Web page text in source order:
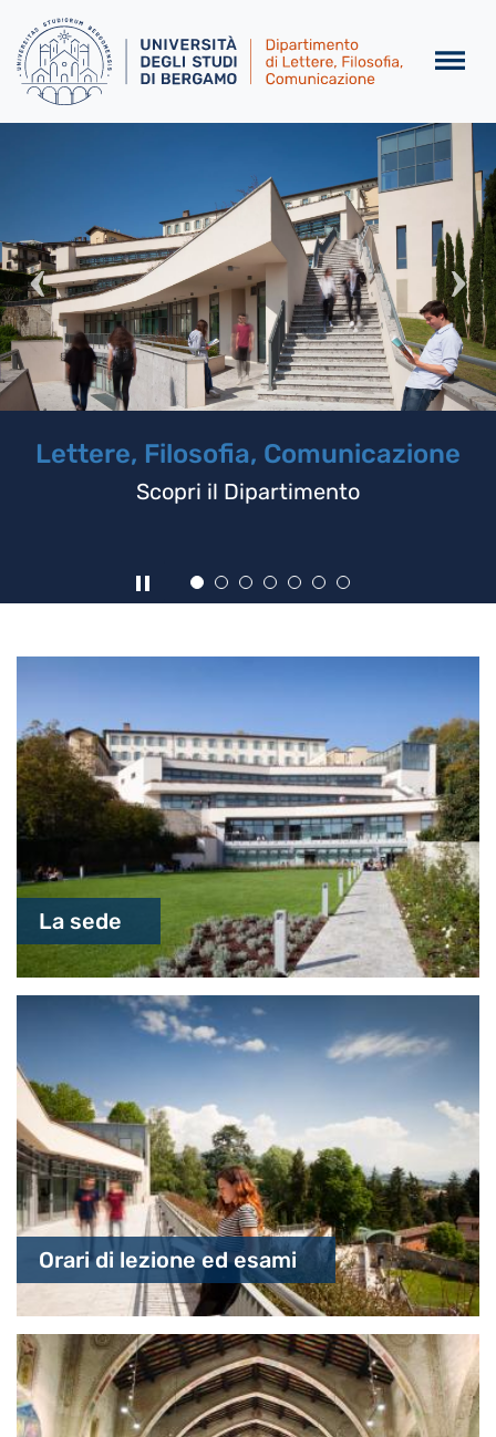
Comunicazione
il Dipartimento
Highlights
La sede
Orari di lezione ed esami